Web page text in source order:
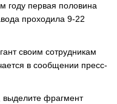
году первая половина
проходила 9-22
своим сотрудникам
в сообщении пресс-
фрагмент